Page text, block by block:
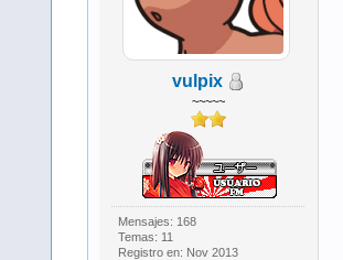
vulpix
~~~~~
Mensajes: 168
Temas: 11
Registro en: Nov 2013